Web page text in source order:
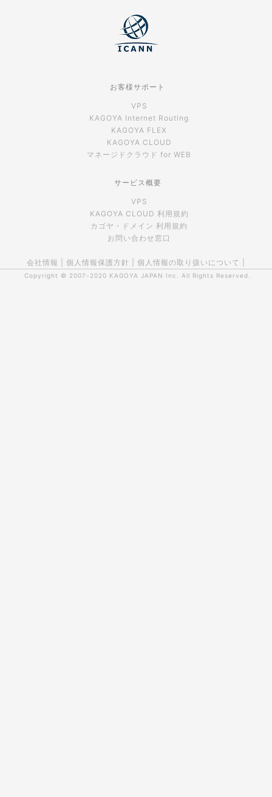
お客様サポート
VPS
KAGOYA Internet Routing
KAGOYA FLEX
KAGOYA CLOUD
マネージドクラウド for WEB
サービス概要
VPS
KAGOYA CLOUD 利用規約
カゴヤ・ドメイン 利用規約
お問い合わせ窓口
会社情報 個人情報保護方針 個人情報の取り扱いについて
Copyright © 2007-2020 KAGOYA JAPAN Inc. All Rights Reserved.